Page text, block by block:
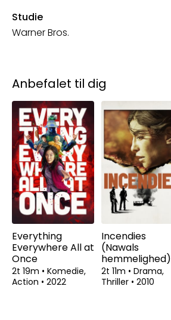
Studie
Warner Bros.
Anbefalet til dig
Everything
Everywhere All at
Once
2t 19m • Komedie,
Action • 2022
Incendies
(Nawals
hemmelighed)
2t 11m • Drama,
Thriller • 2010